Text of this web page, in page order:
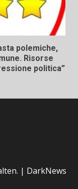
polemiche,
Risorse
politica”
| DarkNews